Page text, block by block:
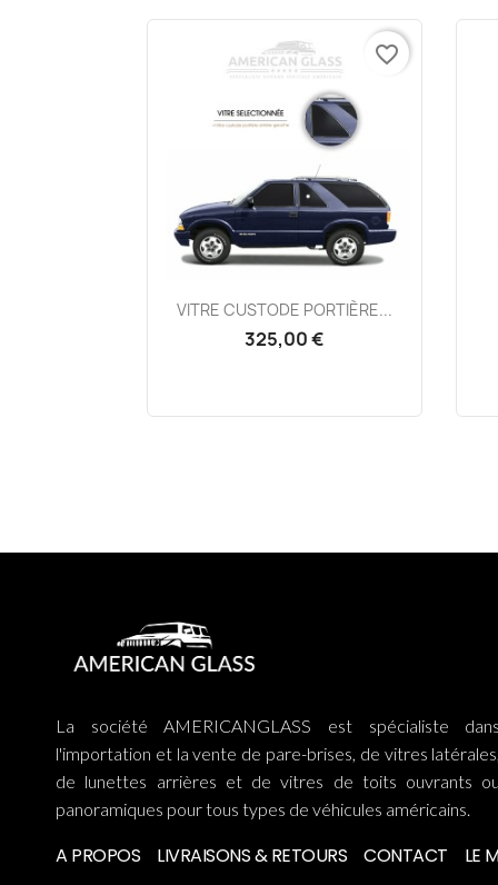
Aperçu rapide
VITRE CUSTODE PORTIÈRE...
325,00 €
favorite_border
La société AMERICANGLASS est spécialiste dans
l'importation et la vente de pare-brises, de vitres latérales,
de lunettes arrières et de vitres de toits ouvrants ou
panoramiques pour tous types de véhicules américains.
A PROPOS LIVRAISONS & RETOURS CONTACT LE